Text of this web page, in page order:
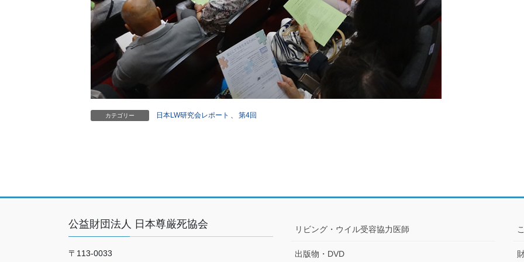
カテゴリー 日本LW研究会レポート 、 第4回
公益財団法人 日本尊厳死協会
〒113-0033
リビング・ウイル受容協力医師
出版物・DVD